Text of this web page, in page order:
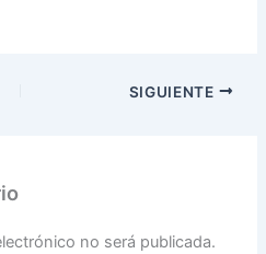
SIGUIENTE
no será publicada.